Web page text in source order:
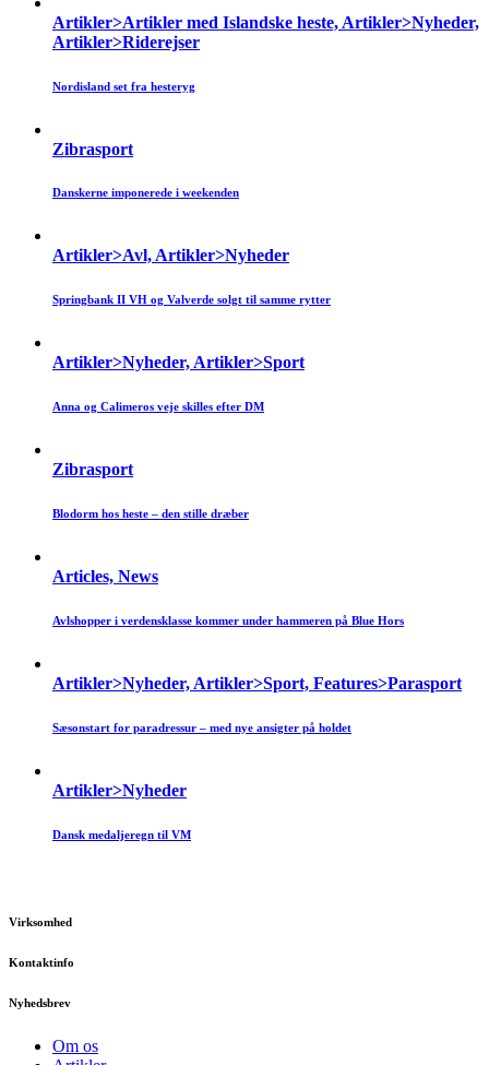
Artikler>Artikler med Islandske heste, Artikler>Nyheder,
Artikler>Riderejser
Nordisland set fra hesteryg
Zibrasport
Danskerne imponerede i weekenden
Artikler>Avl, Artikler>Nyheder
Springbank II VH og Valverde solgt til samme rytter
Artikler>Nyheder, Artikler>Sport
Anna og Calimeros veje skilles efter DM
Zibrasport
Blodorm hos heste – den stille dræber
Articles, News
Avlshopper i verdensklasse kommer under hammeren på Blue Hors
Artikler>Nyheder, Artikler>Sport, Features>Parasport
Sæsonstart for paradressur – med nye ansigter på holdet
Artikler>Nyheder
Dansk medaljeregn til VM
Virksomhed
Kontaktinfo
Nyhedsbrev
Om os